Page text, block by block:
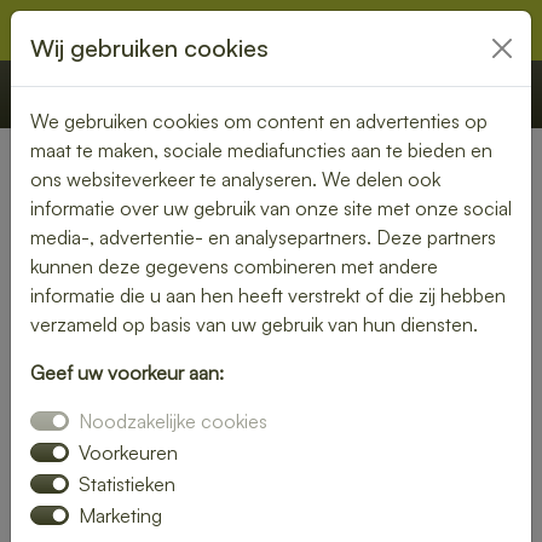
€ 0,00 Offerte Bestellen
Nederland» Warga
Lunch laten bezorgen in
Warga – gezond, vers en
gemakkelijk
in Warga en geniet van verse gerechten op jouw gewenste
locatie. Van kleurrijke salades tot knapperige broodjes – wij
bezorgen jouw lunch vers en op tijd.
Plaats eenvoudig je bestelling online en laat je verrassen
Wij gebruiken cookies
We gebruiken cookies om content en advertenties op
maat te maken, sociale mediafuncties aan te bieden en
ons websiteverkeer te analyseren. We delen ook
informatie over uw gebruik van onze site met onze social
media-, advertentie- en analysepartners. Deze partners
kunnen deze gegevens combineren met andere
informatie die u aan hen heeft verstrekt of die zij hebben
verzameld op basis van uw gebruik van hun diensten.
Geef uw voorkeur aan:
Noodzakelijke cookies
Voorkeuren
Statistieken
Marketing